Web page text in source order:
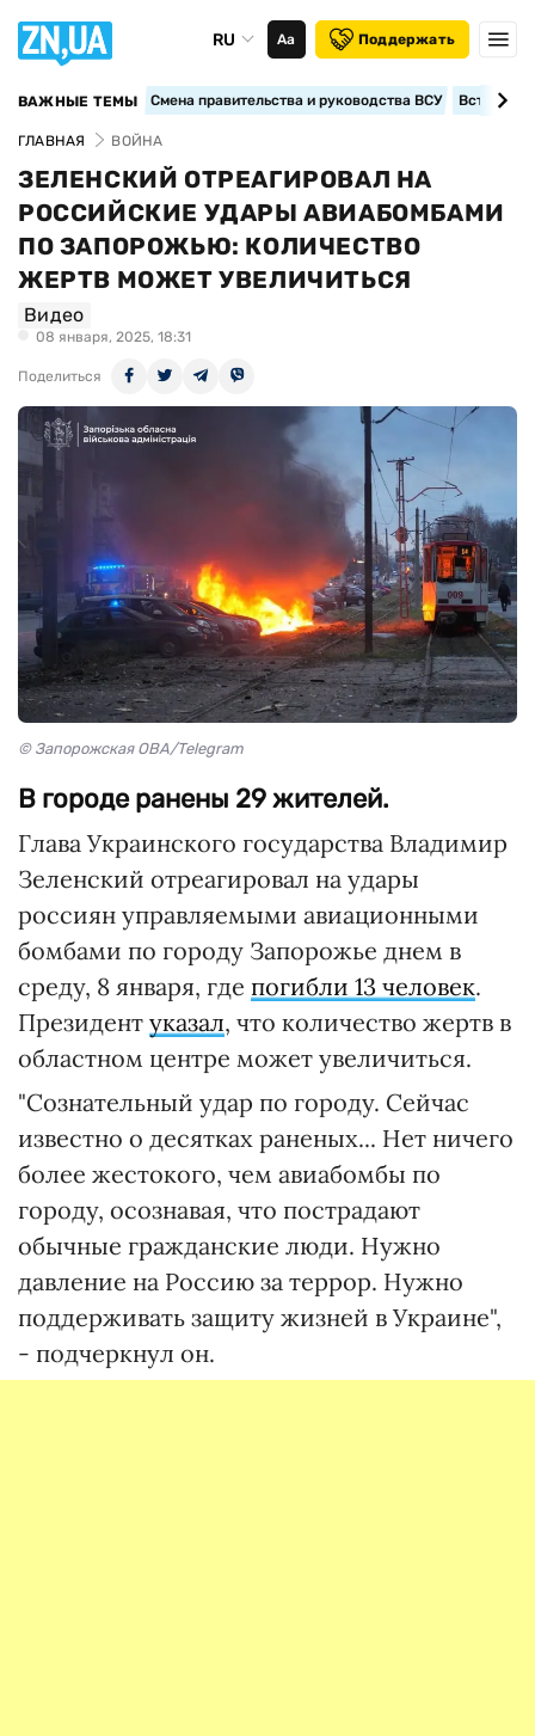
RU Аа Поддержать
ВАЖНЫЕ ТЕМЫ Смена правительства и руководства ВСУ
ГЛАВНАЯ ВОЙНА
ЗЕЛЕНСКИЙ ОТРЕАГИРОВАЛ НА
РОССИЙСКИЕ УДАРЫ АВИАБОМБАМИ
ПО ЗАПОРОЖЬЮ: КОЛИЧЕСТВО
ЖЕРТВ МОЖЕТ УВЕЛИЧИТЬСЯ
Видео
08 января, 2025, 18:31
Поделиться
© Запорожская ОВА/Telegram
В городе ранены 29 жителей.
Глава Украинского государства Владимир
Зеленский отреагировал на удары
россиян управляемыми авиационными
бомбами по городу Запорожье днем в
среду, 8 января, где погибли 13 человек.
Президент указал, что количество жертв в
областном центре может увеличиться.
"Сознательный удар по городу. Сейчас
известно о десятках раненых... Нет ничего
более жестокого, чем авиабомбы по
городу, осознавая, что пострадают
обычные гражданские люди. Нужно
давление на Россию за террор. Нужно
поддерживать защиту жизней в Украине",
- подчеркнул он.